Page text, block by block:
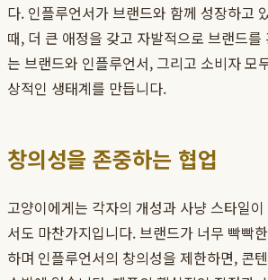
다. 인플루언서가 브랜드와 함께 성장하고
때, 더 큰 애정을 갖고 자발적으로 브랜드를
는 브랜드와 인플루언서, 그리고 소비자 모
상적인 생태계를 만듭니다.
창의성을 존중하는 협업
고양이에게는 각자의 개성과 사냥 스타일
서도 마찬가지입니다. 브랜드가 너무 빡빡
하며 인플루언서의 창의성을 제한하면, 콘